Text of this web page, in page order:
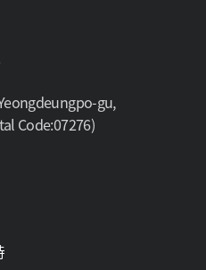
gu,
Code:07276)